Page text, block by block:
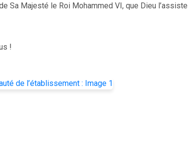
Sa Majesté le Roi Mohammed VI, que Dieu l’assiste
!